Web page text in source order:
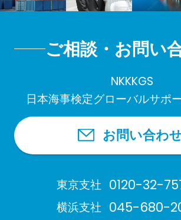
ご相談・お問い
NKKKGS
日本海事検定グローバルサポ
お問い合わ
東京支社 0120-32-
横浜支社 045-680-